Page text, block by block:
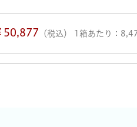
50,877 （税込） 1箱あたり：